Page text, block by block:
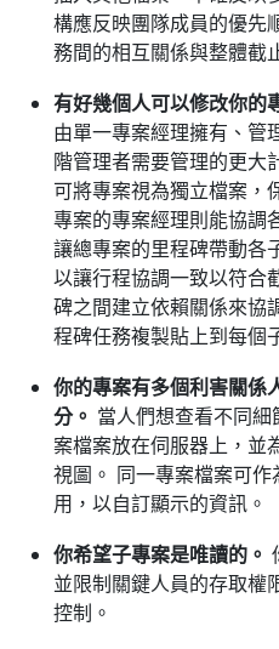
構應反映團隊成員的優先
務間的相互關係與整體截
有好幾個人可以修改你的
由單一專案經理擁有、管
階管理者需要管理的更大
可將專案視為獨立檔案，
專案的專案經理則能協調
讓總專案的里程碑帶動各
以讓行程協調一致以符合
碑之間建立依賴關係來協
程碑任務複製貼上到每個
你的專案有多個利害關係
分。 當人們想查看不同
案檔案放在伺服器上，並
視圖。 同一專案檔案可
用，以自訂顯示的資訊。
你希望子專案是唯讀的。
並限制關鍵人員的存取權
控制。